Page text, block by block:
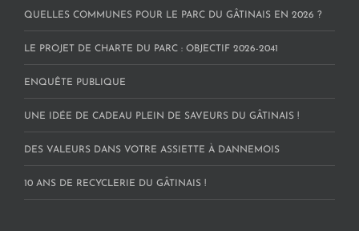
QUELLES COMMUNES POUR LE PARC DU GÂTINAIS EN 2026 ?
LE PROJET DE CHARTE DU PARC : OBJECTIF 2026-2041
ENQUÊTE PUBLIQUE
UNE IDÉE DE CADEAU PLEIN DE SAVEURS DU GÂTINAIS !
DES VALEURS DANS VOTRE ASSIETTE À DANNEMOIS
10 ANS DE RECYCLERIE DU GÂTINAIS !